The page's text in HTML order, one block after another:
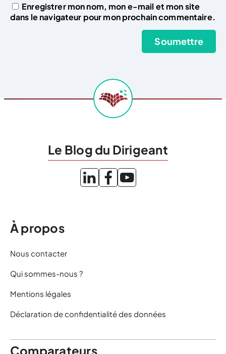
Enregistrer mon nom, mon e-mail et mon site
dans le navigateur pour mon prochain commentaire.
Le Blog du Dirigeant
À propos
Nous contacter
Qui sommes-nous ?
Mentions légales
Déclaration de confidentialité des données
Comparateurs